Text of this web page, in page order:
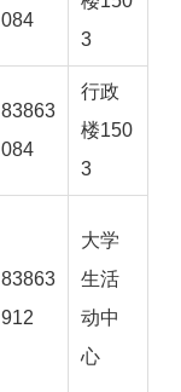
084
3
83863
084
行政
楼150
3
83863
912
大学
生活
动中
心